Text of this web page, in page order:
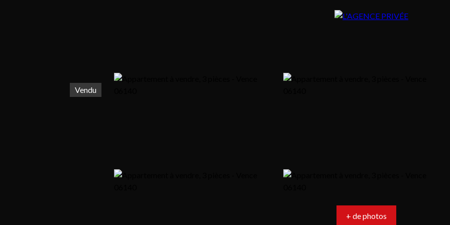
Blog Notre agence
Vendu
+ de photos